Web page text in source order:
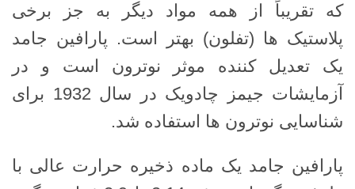
که تقریباً از همه مواد دیگر به جز برخی
پلاستیک ها (تفلون) بهتر است. پارافین جامد
یک تعدیل کننده موثر نوترون است و در
آزمایشات جیمز چادویک در سال 1932 برای
شناسایی نوترون ها استفاده شد.
پارافین جامد یک ماده ذخیره حرارت عالی با